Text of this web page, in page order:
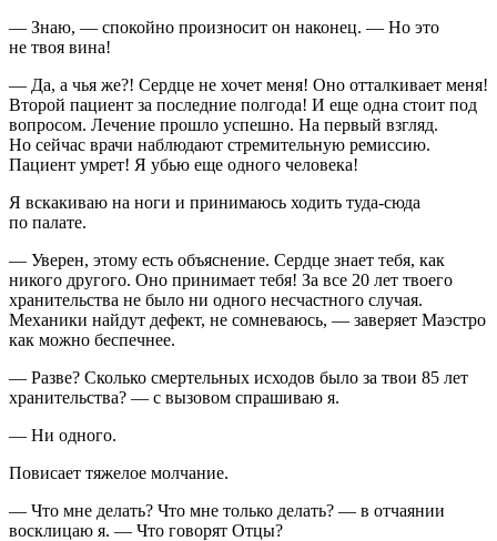
— Знаю, — спокойно произносит он наконец. — Но это
не твоя вина!
— Да, а чья же?! Сердце не хочет меня! Оно отталкивает меня!
Второй пациент за последние полгода! И еще одна стоит под
вопросом. Лечение прошло успешно. На первый взгляд.
Но сейчас врачи наблюдают стремительную ремиссию.
Пациент умрет! Я убью еще одного человека!
Я вскакиваю на ноги и принимаюсь ходить туда-сюда
по палате.
— Уверен, этому есть объяснение. Сердце знает тебя, как
никого другого. Оно принимает тебя! За все 20 лет твоего
хранительства не было ни одного несчастного случая.
Механики найдут дефект, не сомневаюсь, — заверяет Маэстро
как можно беспечнее.
— Разве? Сколько смертельных исходов было за твои 85 лет
хранительства? — с вызовом спрашиваю я.
— Ни одного.
Повисает тяжелое молчание.
— Что мне делать? Что мне только делать? — в отчаянии
восклицаю я. — Что говорят Отцы?